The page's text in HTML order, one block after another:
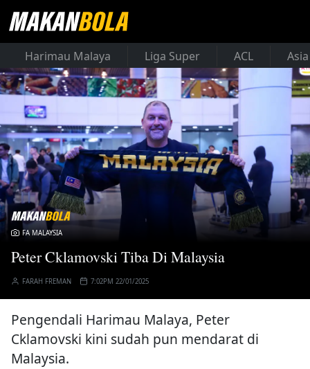
Harimau Malaya Liga Super ACL
FA MALAYSIA
Peter Cklamovski Tiba Di Malaysia
FARAH FREMAN 7:02PM 22/01/2025
Pengendali Harimau Malaya, Peter
Cklamovski kini sudah pun mendarat di
Malaysia.